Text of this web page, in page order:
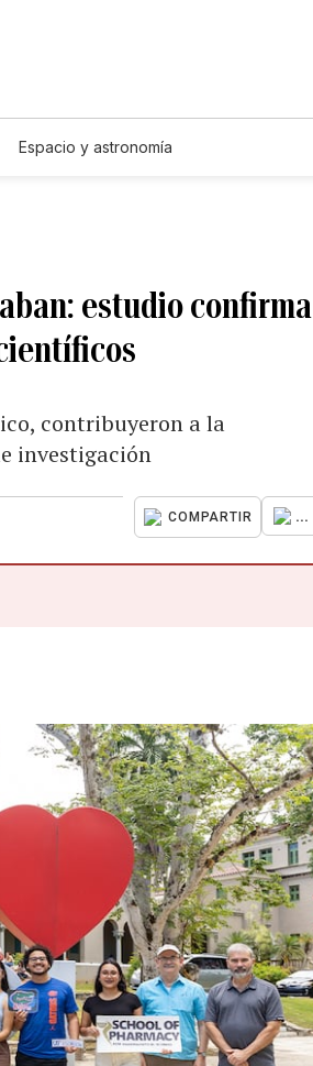
Espacio y astronomía
estudio confirma
contribuyeron a la
investigación
COMPARTIR ...